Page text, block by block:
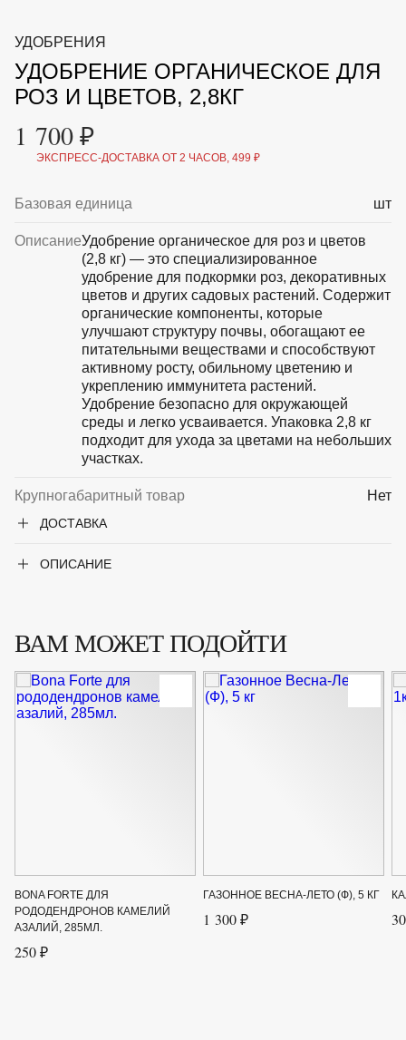
МАЛАЯ МЕХАНИЗАЦИЯ
ОТПУГИВАТЕЛИ ОТ ПТИЦ, НАСЕКОМЫХ И
ГРЫЗУНОВ
САДОВАЯ ОДЕЖДА И ОБУВЬ
САДОВЫЙ ИНСТРУМЕНТ
СРЕДСТВА ЗАЩИТЫ РАСТЕНИЙ И УДОБРЕНИЯ
ТОВАРЫ ДЛЯ БАНЬ И САУН
ТОВАРЫ И АПТЕКА ДЛЯ ПРУДА
ХОЗ ТОВАРЫ
Новинки Акции
УХОД
+7 (495) 197 87
87
УДОБРЕНИЯ
УДОБРЕНИЕ ОРГАНИЧЕСКОЕ ДЛЯ
РОЗ И ЦВЕТОВ, 2,8КГ
1 700 ₽
ЭКСПРЕСС-ДОСТАВКА ОТ 2 ЧАСОВ, 499 ₽
Базовая единица шт
ОписаниеУдобрение органическое для роз и цветов
(2,8 кг) — это специализированное
удобрение для подкормки роз, декоративных
цветов и других садовых растений. Содержит
органические компоненты, которые
улучшают структуру почвы, обогащают ее
питательными веществами и способствуют
активному росту, обильному цветению и
укреплению иммунитета растений.
Удобрение безопасно для окружающей
среды и легко усваивается. Упаковка 2,8 кг
подходит для ухода за цветами на небольших
участках.
Крупногабаритный товар Нет
ДОСТАВКА
ОПИСАНИЕ
ВАМ МОЖЕТ ПОДОЙТИ
BONA FORTE ДЛЯ
РОДОДЕНДРОНОВ КАМЕЛИЙ
АЗАЛИЙ, 285МЛ.
250 ₽
ГАЗОННОЕ ВЕСНА-ЛЕТО (Ф), 5 КГ
1 300 ₽